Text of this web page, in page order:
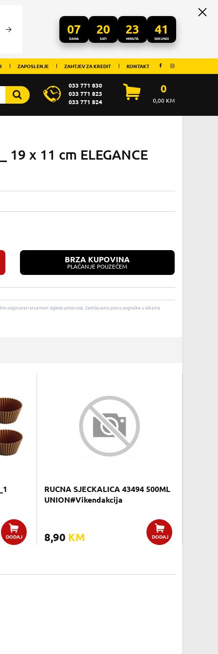
07
DANA
20
SATI
23
MINUTA
41
SEKUNDI
ZAPOSLENJE ZAHTJEV ZA KREDIT KONTAKT
033 771 830
033 771 823
033 771 824
0
0,00KM
19 x 11 cm ELEGANCE
BRZA KUPOVINA
PLAĆANJE POUZEĆEM
odgovarati stvarnom izgledu proizvoda. Zadržavamo pravo pogreške u slikama
DODAJ
RUCNA SJECKALICA 43494 500ML
UNION#Vikendakcija
8,90 KM DODAJ